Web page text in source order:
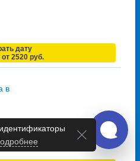
дату
от 2520 руб.
в